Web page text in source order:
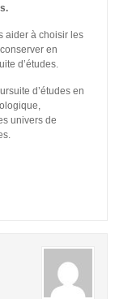
aider à choisir les
en
d’études.
d’études en
univers de